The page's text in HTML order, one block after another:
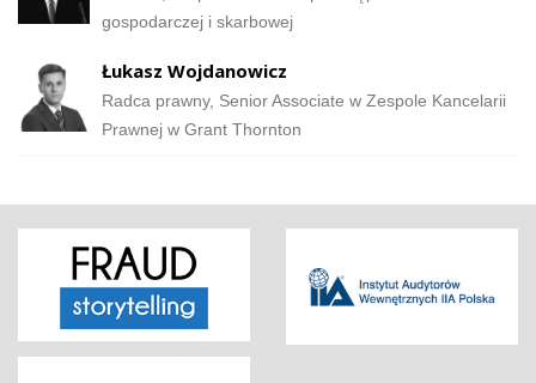
gospodarczej i skarbowej
Łukasz Wojdanowicz
Radca prawny, Senior Associate w Zespole Kancelarii
Prawnej w Grant Thornton